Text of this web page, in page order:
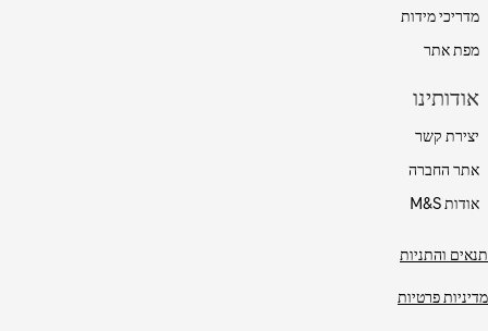
מדריכי מידות
מפת אתר
אודותינו
יצירת קשר
אתר החברה
אודות M&S
תנאים והתניות
מדיניות פרטיות